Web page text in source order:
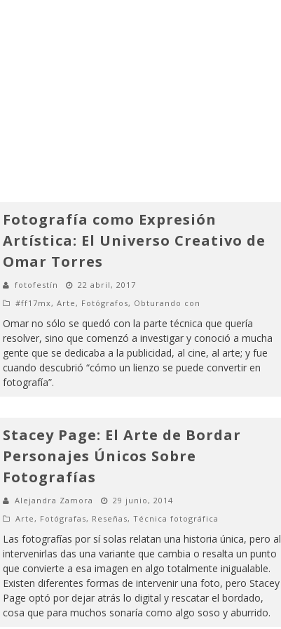
Fotografía como Expresión
Artística: El Universo Creativo de
Omar Torres
fotofestín
22 abril, 2017
#ff17mx, Arte, Fotógrafos, Obturando con
Omar no sólo se quedó con la parte técnica que quería
resolver, sino que comenzó a investigar y conoció a mucha
gente que se dedicaba a la publicidad, al cine, al arte; y fue
cuando descubrió “cómo un lienzo se puede convertir en
fotografía”.
Stacey Page: El Arte de Bordar
Personajes Únicos Sobre
Fotografías
Alejandra Zamora
29 junio, 2014
Arte, Fotógrafas, Reseñas, Técnica fotográfica
Las fotografías por sí solas relatan una historia única, pero al
intervenirlas das una variante que cambia o resalta un punto
que convierte a esa imagen en algo totalmente inigualable.
Existen diferentes formas de intervenir una foto, pero Stacey
Page optó por dejar atrás lo digital y rescatar el bordado,
cosa que para muchos sonaría como algo soso y aburrido.